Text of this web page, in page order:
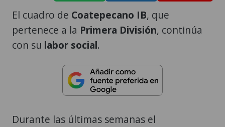
El cuadro de Coatepecano IB, que
pertenece a la Primera División, continúa
con su labor social.
Durante las últimas semanas el